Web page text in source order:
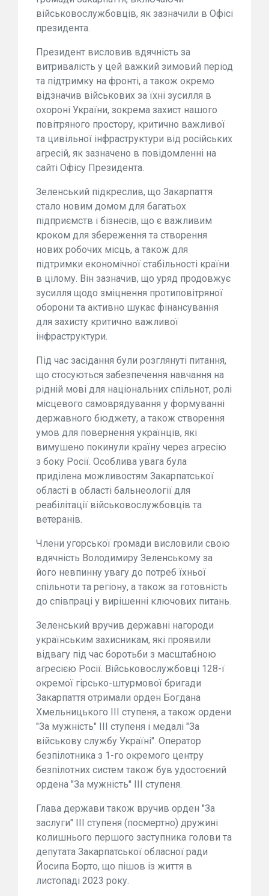
військовослужбовців, як зазначили в Офісі
президента.
Президент висловив вдячність за
витривалість у цей важкий зимовий період
та підтримку на фронті, а також окремо
відзначив військових за їхні зусилля в
охороні України, зокрема захист нашого
повітряного простору, критично важливої
та цивільної інфраструктури від російських
агресій, як зазначено в повідомленні на
сайті Офісу Президента.
Зеленський підкреслив, що Закарпаття
стало новим домом для багатьох
підприємств і бізнесів, що є важливим
кроком для збереження та створення
нових робочих місць, а також для
підтримки економічної стабільності країни
в цілому. Він зазначив, що уряд продовжує
зусилля щодо зміцнення протиповітряної
оборони та активно шукає фінансування
для захисту критично важливої
інфраструктури.
Під час засідання були розглянуті питання,
що стосуються забезпечення навчання на
рідній мові для національних спільнот, ролі
місцевого самоврядування у формуванні
державного бюджету, а також створення
умов для повернення українців, які
вимушено покинули країну через агресію
з боку Росії. Особлива увага була
приділена можливостям Закарпатської
області в області бальнеології для
реабілітації військовослужбовців та
ветеранів.
Члени угорської громади висловили свою
вдячність Володимиру Зеленському за
його невпинну увагу до потреб їхньої
спільноти та регіону, а також за готовність
до співпраці у вирішенні ключових питань.
Зеленський вручив державні нагороди
українським захисникам, які проявили
відвагу під час боротьби з масштабною
агресією Росії. Військовослужбовці 128-ї
окремої гірсько-штурмової бригади
Закарпаття отримали орден Богдана
Хмельницького III ступеня, а також ордени
"За мужність" III ступеня і медалі "За
військову службу Україні". Оператор
безпілотника з 1-го окремого центру
безпілотних систем також був удостоєний
ордена "За мужність" III ступеня.
Глава держави також вручив орден "За
заслуги" ІІІ ступеня (посмертно) дружині
колишнього першого заступника голови та
депутата Закарпатської обласної ради
Йосипа Борто, що пішов із життя в
листопаді 2023 року.